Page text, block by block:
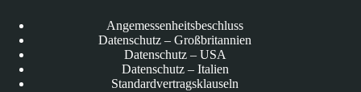
Angemessenheitsbeschluss
Datenschutz – Großbritannien
Datenschutz – USA
Datenschutz – Italien
Standardvertragsklauseln